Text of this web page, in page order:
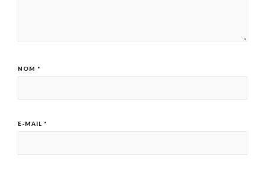
NOM *
E-MAIL *